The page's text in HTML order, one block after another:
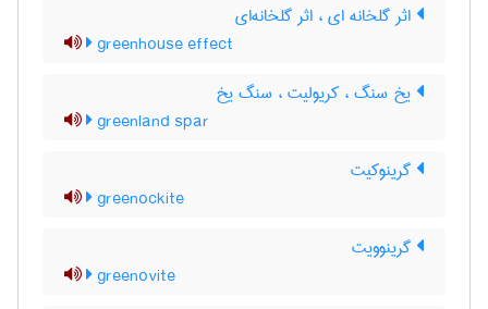
اثر گلخانه ای ، اثر گلخانه‌ای
greenhouse effect
یخ سنگ ، کریولیت ، سنگ یخ
greenland spar
گرینوکیت
greenockite
گرینوویت
greenovite